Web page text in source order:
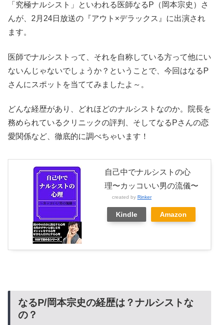
「究極ナルシスト」といわれる医師なるP（岡本宗史）さ
んが、2月24日放送の『アウト×デラックス』に出演され
ます。
医師でナルシストって、それを自称している方って他にい
ないんじゃないでしょうか？ということで、今回はなるP
さんにスポットを当ててみましたよ～。
どんな経歴があり、どれほどのナルシストなのか。院長を
務められているクリニックの評判、そしてなるPさんの恋
愛関係など、徹底的に調べちゃいます！
自己中でナルシストの心
理〜カッコいい男の流儀〜
created by Rinker
Kindle Amazon
なるP/岡本宗史の経歴は？ナルシストな
の？